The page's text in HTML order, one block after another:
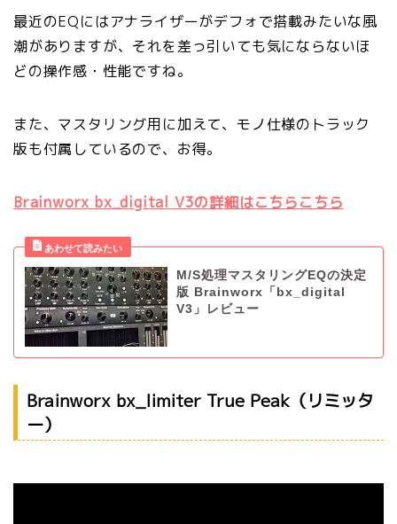
最近のEQにはアナライザーがデフォで搭載みたいな風
潮がありますが、それを差っ引いても気にならないほ
どの操作感・性能ですね。
また、マスタリング用に加えて、モノ仕様のトラック
版も付属しているので、お得。
Brainworx bx_digital V3の詳細はこちらこちら
M/S処理マスタリングEQの決定
版 Brainworx「bx_digital
V3」レビュー
Brainworx bx_limiter True Peak（リミッタ
ー）